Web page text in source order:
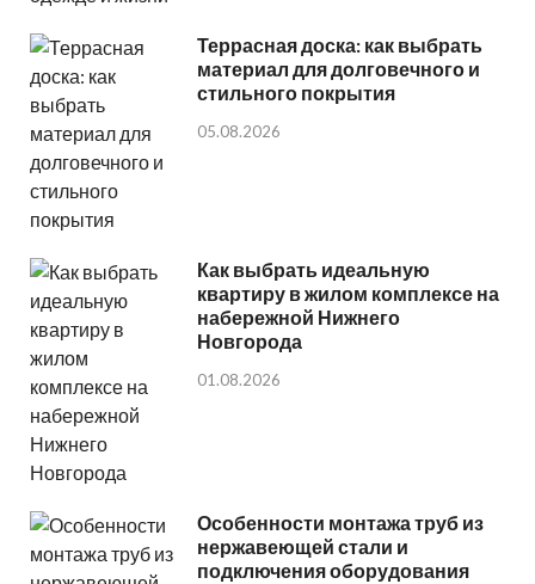
Террасная доска: как выбрать
материал для долговечного и
стильного покрытия
05.08.2026
Как выбрать идеальную
квартиру в жилом комплексе на
набережной Нижнего
Новгорода
01.08.2026
Особенности монтажа труб из
нержавеющей стали и
подключения оборудования